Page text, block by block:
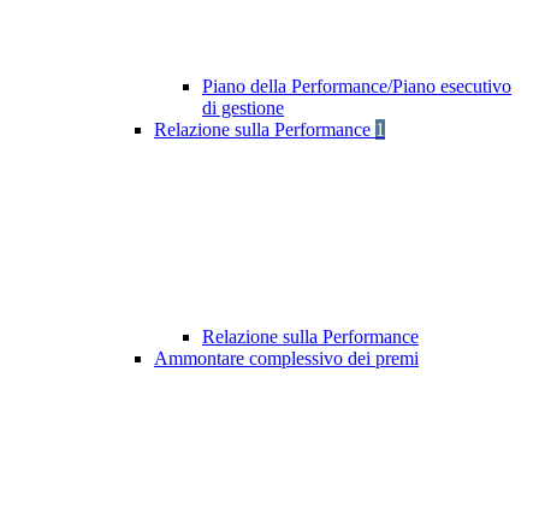
Piano della Performance/Piano esecutivo
di gestione
Relazione sulla Performance 1
Relazione sulla Performance
Ammontare complessivo dei premi